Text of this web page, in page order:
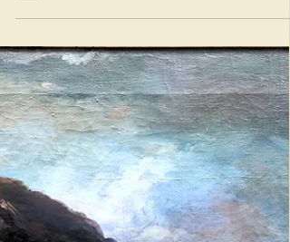
Segle XX
DURÁ VIDAL, Simeón
[Text publicat en Personatges històrics suecans.
Diccionari biogràfic. Sueca. Llibreria Sant Pere,
amb modificacions posteriors] Sueca, 24/III/1849–
València, 7/X/1931. Litògraf. Descendia d’una
d’immigrants murcians, de modesta condició. Als
dotze anys començà a treballar a la litografia
nio Pascual Abad, Alcoià establert a València. Amb